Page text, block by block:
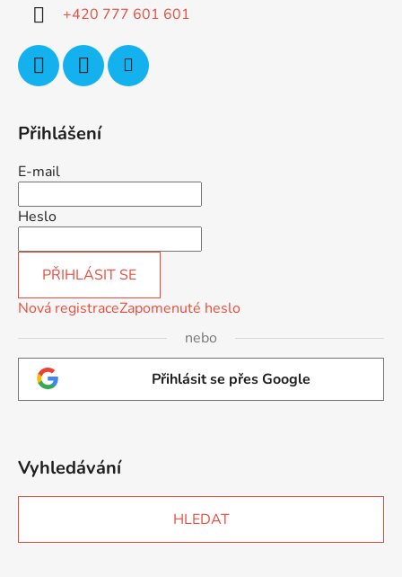
+420 777 601 601
Přihlášení
E-mail
Heslo
PŘIHLÁSIT SE
Nová registraceZapomenuté heslo
nebo
Přihlásit se přes Google
Vyhledávání
HLEDAT